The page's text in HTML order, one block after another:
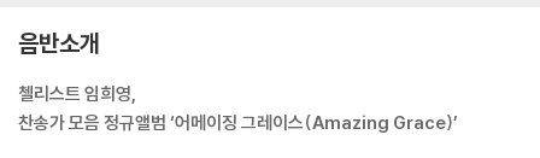
음반소개
첼리스트 임희영,
찬송가 모음 정규앨범 ‘어메이징 그레이스(Amazing Grace)’